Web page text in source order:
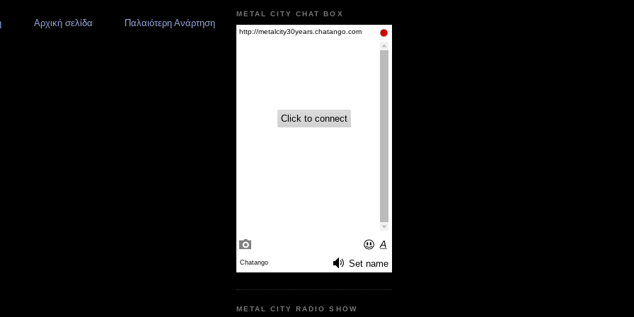
Παλαιότερη Ανάρτηση
Αρχική σελίδα
METAL CITY CHAT BOX
METAL CITY RADIO SHOW